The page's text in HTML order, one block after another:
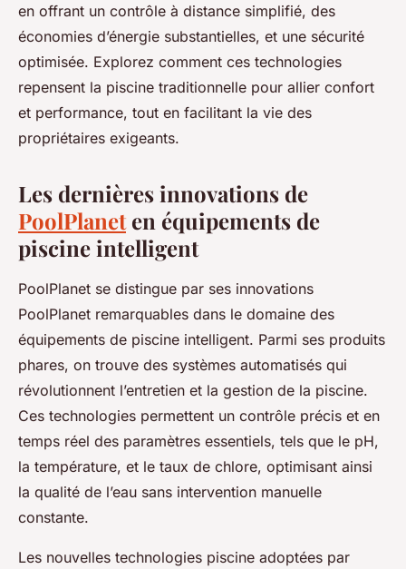
en offrant un contrôle à distance simplifié, des
économies d’énergie substantielles, et une sécurité
optimisée. Explorez comment ces technologies
repensent la piscine traditionnelle pour allier confort
et performance, tout en facilitant la vie des
propriétaires exigeants.
Les dernières innovations de
PoolPlaneten équipements de
piscine intelligent
PoolPlanet se distingue par ses innovations
PoolPlanet remarquables dans le domaine des
équipements de piscine intelligent. Parmi ses produits
phares, on trouve des systèmes automatisés qui
révolutionnent l’entretien et la gestion de la piscine.
Ces technologies permettent un contrôle précis et en
temps réel des paramètres essentiels, tels que le pH,
la température, et le taux de chlore, optimisant ainsi
la qualité de l’eau sans intervention manuelle
constante.
Les nouvelles technologies piscine adoptées par